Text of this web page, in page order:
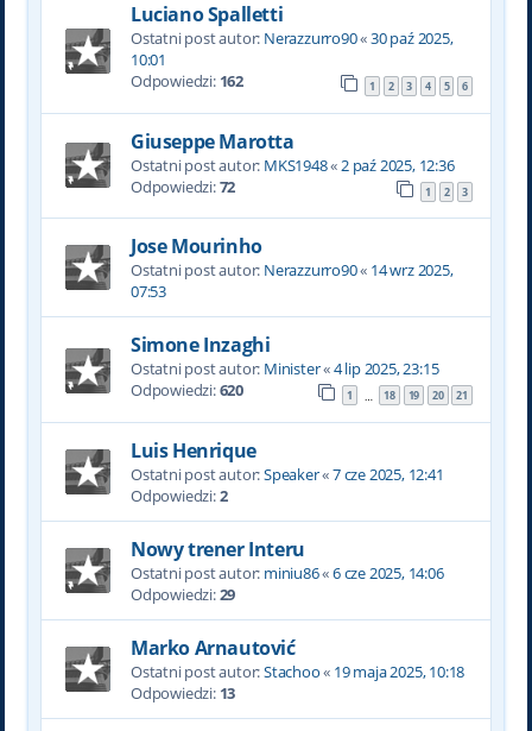
Luciano Spalletti
Ostatni post autor: Nerazzurro90«30 paź 2025,
10:01
Odpowiedzi: 162 1 2 3 4 5 6
Giuseppe Marotta
Ostatni post autor: MKS1948«2 paź 2025, 12:36
Odpowiedzi:72 1 2 3
Jose Mourinho
Ostatni post autor: Nerazzurro90« 14 wrz 2025,
07:53
Simone Inzaghi
Ostatni post autor: Minister«4 lip 2025, 23:15
Odpowiedzi:620 1 … 18 19 20 21
Luis Henrique
Ostatni post autor:Speaker«7 cze 2025, 12:41
Odpowiedzi:2
Nowy trener Interu
Ostatni post autor: miniu86«6 cze 2025, 14:06
Odpowiedzi:29
Marko Arnautović
Ostatni post autor:Stachoo« 19 maja 2025, 10:18
Odpowiedzi: 13